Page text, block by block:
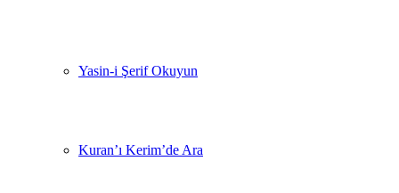
Yasin-i Şerif Okuyun
Kuran’ı Kerim’de Ara